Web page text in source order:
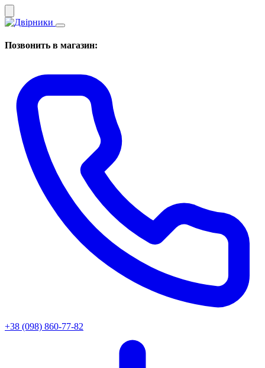
Позвонить в магазин:
+38 (098) 860-77-82